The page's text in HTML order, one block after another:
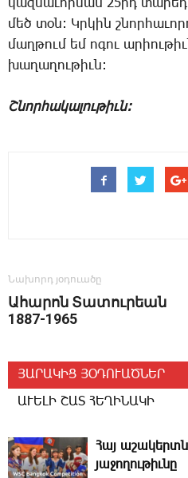
կազ­մա­ւոր­ման 25րդ
մեծ տօն: Կր­կին
մաղ­թում եմ ո­գու
խա­ղա­ղու­թիւն:
Շ­նոր­հա­կա­լու­թիւն:
Նախորդ յօդուածը
Ահարոն Տատուրեան
1887-1965
ՅԱՐԱԿԻՑ ՅՕԴՈՒԱԾՆԵՐ
ԱՒԵԼԻ ՇԱՏ ՀԵՂԻՆԱԿԻ
­Հայ
յաջողութիւնը